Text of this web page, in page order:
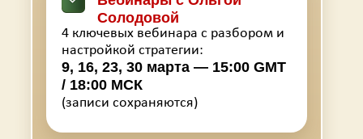
Солодовой
4 ключевых вебинара с разбором и
настройкой стратегии:
9, 16, 23, 30 марта — 15:00 GMT
/ 18:00 МСК
(записи сохраняются)